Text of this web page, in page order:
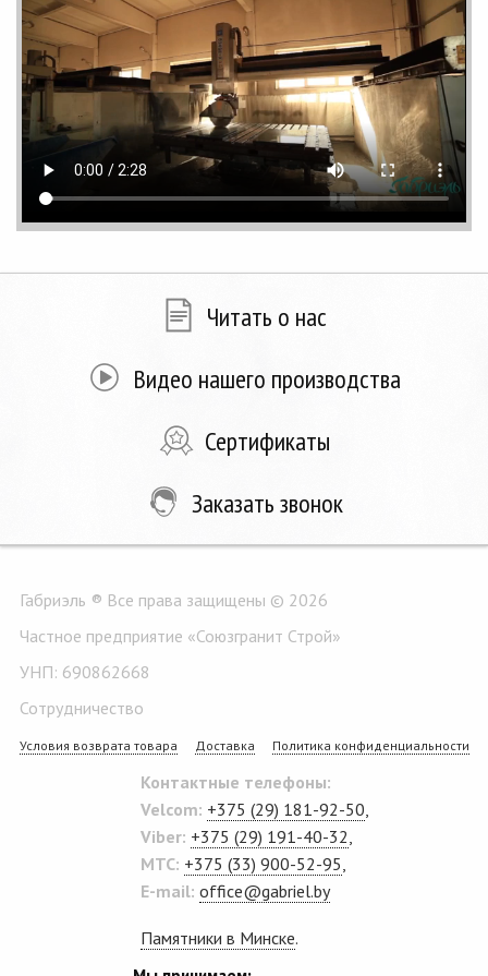
Читать о нас
Видео нашего производства
Сертификаты
Заказать звонок
Габриэль ® Все права защищены © 2026
Частное предприятие «Союзгранит Строй»
УНП: 690862668
Сотрудничество
Условия возврата товара Доставка Политика конфиденциальности
Контактные телефоны:
Velcom: +375 (29) 181-92-50
Viber: +375 (29) 191-40-32
MTC: +375 (33) 900-52-95
E-mail: office@gabriel.by
Памятники в Минске.